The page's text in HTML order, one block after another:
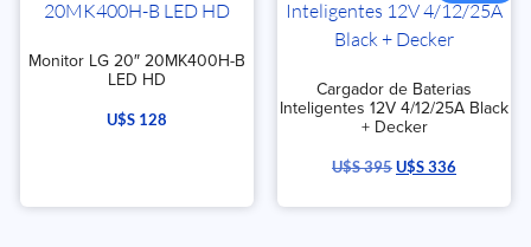
Monitor LG 20″ 20MK400H-B
LED HD
U$S 128
Cargador de Baterias
Inteligentes 12V 4/12/25A Black
+ Decker
U$S395U$S336